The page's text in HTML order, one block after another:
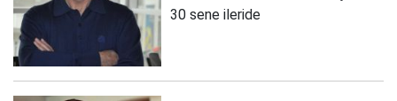
30 sene ileride